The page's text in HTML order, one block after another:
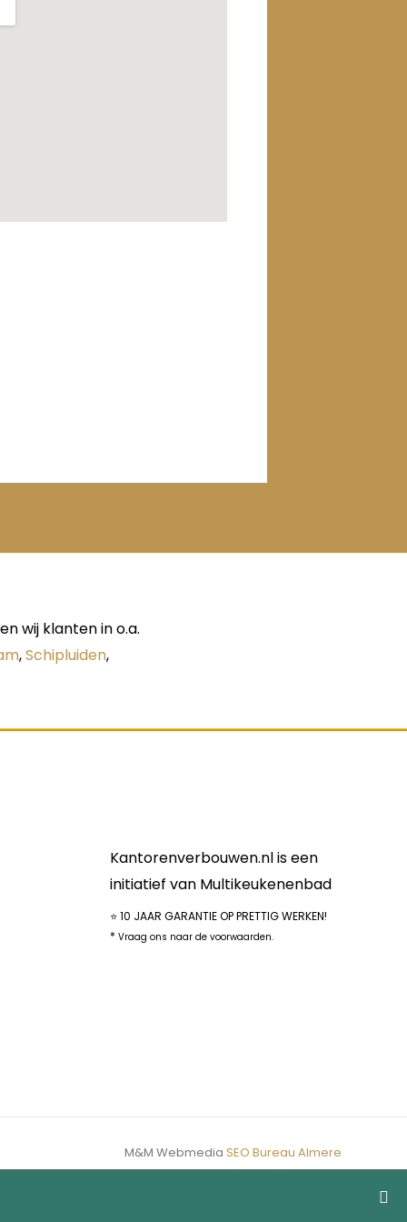
wij klanten in o.a.
,Schipluiden,
Kantorenverbouwen.nl is een
initiatief van Multikeukenenbad
⭐ 10 JAAR GARANTIE OP PRETTIG WERKEN!
* Vraag ons naar de voorwaarden.
M&M Webmedia SEO Bureau Almere